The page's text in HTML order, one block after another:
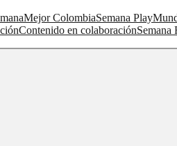
Mejor ColombiaSemana Play
Contenido en colaboraciónSemana